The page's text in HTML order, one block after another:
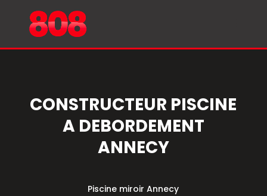
CONSTRUCTEUR PISCINE
A DEBORDEMENT
ANNECY
Piscine miroir Annecy